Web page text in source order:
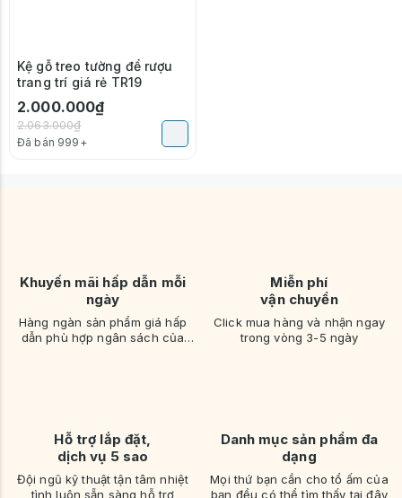
Kệ gỗ treo tường để rượu
trang trí giá rẻ TR19
2.000.000₫
2.063.000₫
Đã bán 999+
Khuyến mãi hấp dẫn mỗi
ngày
Hàng ngàn sản phẩm giá hấp
dẫn phù hợp ngân sách của
Miễn phí
vận chuyển
Click mua hàng và nhận ngay
trong vòng 3-5 ngày
Hỗ trợ lắp đặt,
dịch vụ 5 sao
Đội ngũ kỹ thuật tận tâm nhiệt
tình luôn sẵn sàng hỗ trợ
Danh mục sản phẩm đa
dạng
Mọi thứ bạn cần cho tổ ấm của
bạn đều có thể tìm thấy tại đây